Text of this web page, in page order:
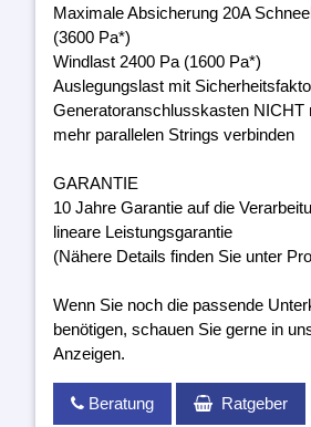
Maximale Absicherung 20A
(3600 Pa*)
Windlast 2400 Pa (1600 Pa*)
Auslegungslast mit
Generatoranschlusskasten NICHT
mehr parallelen Strings verbinden
GARANTIE
10 Jahre Garantie auf die
lineare Leistungsgarantie
(Nähere Details finden Sie unter
Wenn Sie noch die passende
benötigen, schauen Sie gerne in
Anzeigen.
Beratung Ratgeber